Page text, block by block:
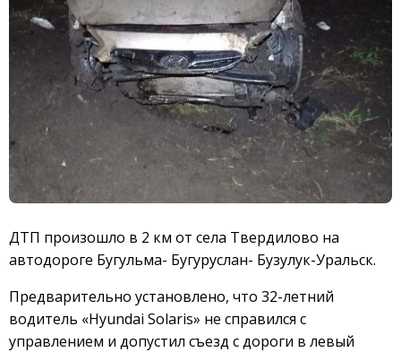
ДТП произошло в 2 км от села Твердилово на
автодороге Бугульма- Бугуруслан- Бузулук-Уральск.
Предварительно установлено, что 32-летний
водитель «Hyundai Solaris» не справился с
управлением и допустил съезд с дороги в левый